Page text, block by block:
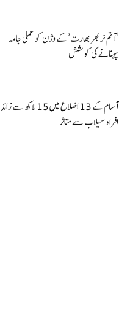
‘آتم نربھر بھارت’ کے وژن کو عملی جامہ
پہنانے کی کوشش
آسام کے 13 اضلاع میں 15 لاکھ سے زائد
افراد سیلاب سے متاثر